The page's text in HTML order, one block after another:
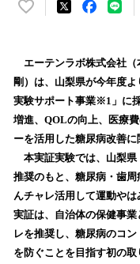
い
！
数
を
読
込
み
中
で
す
エーテンラボ株式会社（
剛）は、山梨県が今年度
実験サポート事業※1」に
増進、QOLの向上、医療
ーを活用した糖尿病改善に
本実証実験では、山梨県
推奨のもと、糖尿病・歯
んチャレ活用して運動や
実証は、自治体の保健事
レを推奨し、糖尿病のコ
を防ぐことを目指す初の取